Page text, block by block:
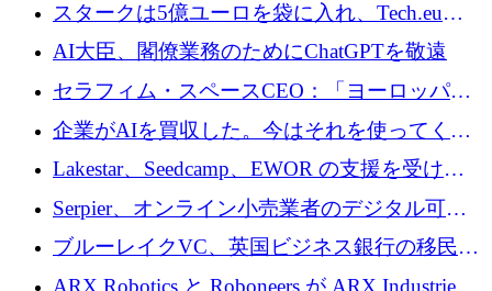
スタークは5億ユーロを袋に入れ、Tech.eu
Funding Explorerの立ち上げ、そしてルクセン
AI大臣、閣僚業務のためにChatGPTを敬遠
セラフィム・スペースCEO：「ヨーロッパは
追いつきつつある」
企業がAIを買収した。今はそれを使ってくれ
る人々が必要です
Lakestar、Seedcamp、EWOR の支援を受け、
SE3 が自律システム用の空間 AI プラットフォ
ームを発表
Serpier、オンライン小売業者のデジタル可視
性向上を支援するために 140 万ユーロを調達
ブルーレイクVC、英国ビジネス銀行の移民主
導スタートアップ支援で初のファンド獲得に
ARX Robotics と Roboneers が ARX Industries